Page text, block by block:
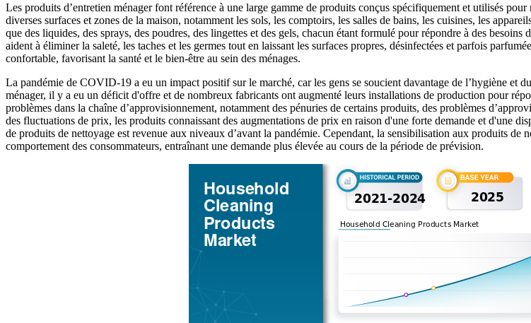
Les produits d’entretien ménager font référence à une large gamme de produits conçus spécifiquement et utilisés
diverses surfaces et zones de la maison, notamment les sols, les comptoirs, les salles de bains, les cuisines, les
que des liquides, des sprays, des poudres, des lingettes et des gels, chacun étant formulé pour répondre à des
aident à éliminer la saleté, les taches et les germes tout en laissant les surfaces propres, désinfectées et parfois
confortable, favorisant la santé et le bien-être au sein des ménages.
La pandémie de COVID-19 a eu un impact positif sur le marché, car les gens se soucient davantage de l’hygiène et
ménager, il y a eu un déficit d'offre et de nombreux fabricants ont augmenté leurs installations de production pour
problèmes dans la chaîne d’approvisionnement, notamment des pénuries de certains produits, des problèmes
des fluctuations de prix, les produits connaissant des augmentations de prix en raison d'une forte demande et d'une
de produits de nettoyage est revenue aux niveaux d’avant la pandémie. Cependant, la sensibilisation aux produits de
comportement des consommateurs, entraînant une demande plus élevée au cours de la période de prévision.